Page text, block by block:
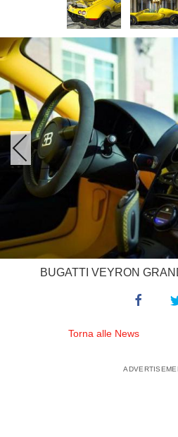
BUGATTI VEYRON
Torna alle News